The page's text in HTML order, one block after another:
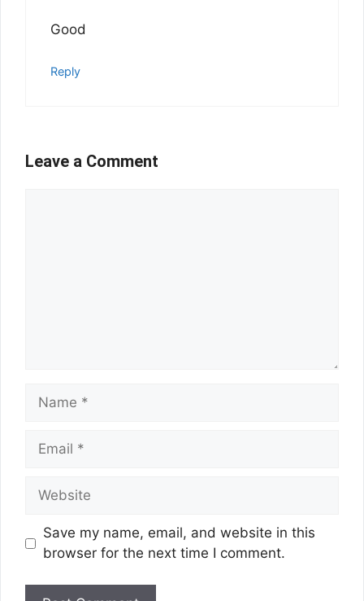
Good
Reply
Leave a Comment
Name
Email
Website
Save my name, email, and website in this
browser for the next time I comment.